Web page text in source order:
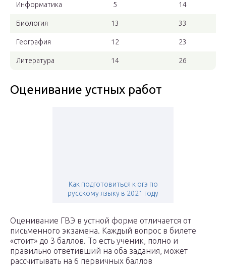
Информатика 5 14
Биология 13 33
География 12 23
Литература 14 26
Оценивание устных работ
Как подготовиться к огэ по
русскому языку в 2021 году
Оценивание ГВЭ в устной форме отличается от
письменного экзамена. Каждый вопрос в билете
«стоит» до 3 баллов. То есть ученик, полно и
правильно ответивший на оба задания, может
рассчитывать на 6 первичных баллов